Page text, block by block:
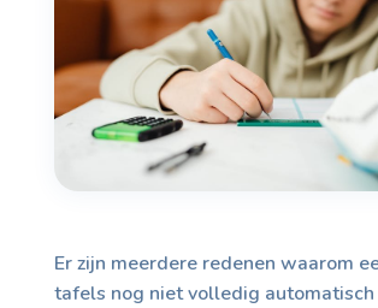
Er zijn meerdere redenen waarom
tafels nog niet volledig automatisch